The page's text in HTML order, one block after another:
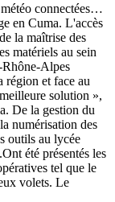
connectées…
en Cuma. L'accès
la maîtrise des
matériels au sein
Alpes
région et face au
solution »,
De la gestion du
numérisation des
outils au lycée
été présentés les
tel que le
volets. Le